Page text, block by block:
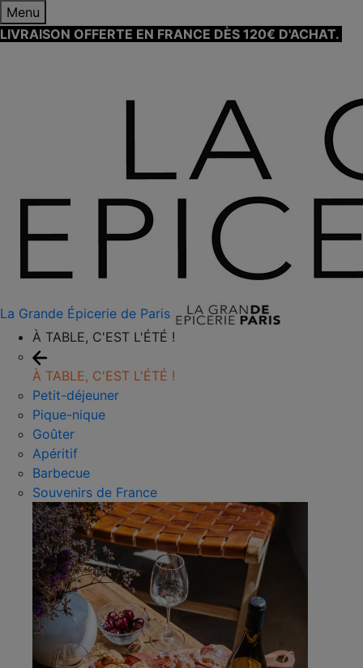
Menu
LIVRAISON OFFERTE EN FRANCE DÈS 120€ D'ACHAT.
La Grande Épicerie de Paris
À TABLE, C'EST L'ÉTÉ !
À TABLE, C'EST L'ÉTÉ !
Petit-déjeuner
Pique-nique
Goûter
Apéritif
Barbecue
Souvenirs de France